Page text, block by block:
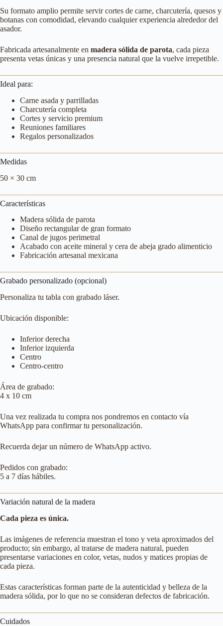
Su formato amplio permite servir cortes de carne, charcutería, quesos y
botanas con comodidad, elevando cualquier experiencia alrededor del
asador.
Fabricada artesanalmente en madera sólida de parota, cada pieza
presenta vetas únicas y una presencia natural que la vuelve irrepetible.
Ideal para:
Carne asada y parrilladas
Charcutería completa
Cortes y servicio premium
Reuniones familiares
Regalos personalizados
Medidas
50 × 30 cm
Características
Madera sólida de parota
Diseño rectangular de gran formato
Canal de jugos perimetral
Acabado con aceite mineral y cera de abeja grado alimenticio
Fabricación artesanal mexicana
Grabado personalizado (opcional)
Personaliza tu tabla con grabado láser.
Ubicación disponible:
Inferior derecha
Inferior izquierda
Centro
Centro-centro
Área de grabado:
4 x 10 cm
Una vez realizada tu compra nos pondremos en contacto vía
WhatsApp para confirmar tu personalización.
Recuerda dejar un número de WhatsApp activo.
Pedidos con grabado:
5 a 7 días hábiles.
Variación natural de la madera
Cada pieza es única.
Las imágenes de referencia muestran el tono y veta aproximados del
producto; sin embargo, al tratarse de madera natural, pueden
presentarse variaciones en color, vetas, nudos y matices propias de
cada pieza.
Estas características forman parte de la autenticidad y belleza de la
madera sólida, por lo que no se consideran defectos de fabricación.
Cuidados